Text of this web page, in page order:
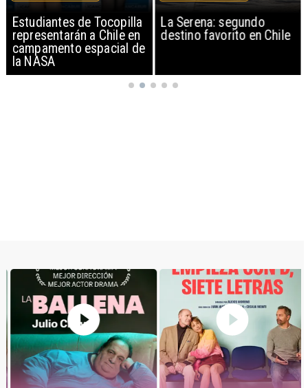
Estudiantes de Tocopilla
representarán a Chile en
campamento espacial de
la NASA
La Serena: segundo
destino favorito en Chile